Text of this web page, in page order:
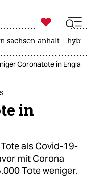

taz zahl ich
sachsen-anhalt
Coronatote in
in
als Covid-19-
mit Corona
Tote weniger.